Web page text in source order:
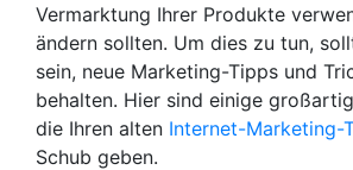
Vermarktung Ihrer Produkte
ändern sollten. Um dies zu tun,
sein, neue Marketing-Tipps und
behalten. Hier sind einige
die Ihren alten Internet-Marketing-
Schub geben.